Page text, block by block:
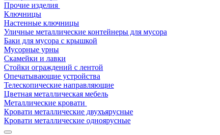
Прочие изделия
Ключницы
Настенные ключницы
Уличные металлические контейнеры для мусора
Баки для мусора с крышкой
Мусорные урны
Скамейки и лавки
Стойки ограждений с лентой
Опечатывающие устройства
Телескопические направляющие
Цветная металлическая мебель
Металлические кровати
Кровати металлические двухъярусные
Кровати металлические одноярусные